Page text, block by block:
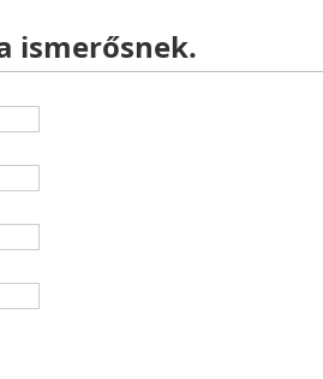
ismerősnek.